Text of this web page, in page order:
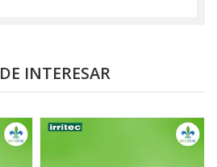
INTERESAR